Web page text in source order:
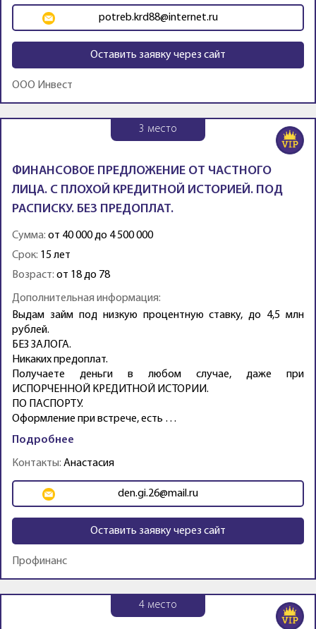
potreb.krd88@internet.ru
Оставить заявку через сайт
ООО Инвест
3 место
ФИНАНСОВОЕ ПРЕДЛОЖЕНИЕ ОТ ЧАСТНОГО
ЛИЦА. С ПЛОХОЙ КРЕДИТНОЙ ИСТОРИЕЙ. ПОД
РАСПИСКУ. БЕЗ ПРЕДОПЛАТ.
Сумма: от 40 000 до 4 500 000
Срок: 15 лет
Возраст: от 18 до 78
Дополнительная информация:
Выдам займ под низкую процентную ставку, до 4,5 млн
рублей.
БЕЗ ЗАЛОГА.
Никаких предоплат.
Получаете деньги в любом случае, даже при
ИСПОРЧЕННОЙ КРЕДИТНОЙ ИСТОРИИ.
ПО ПАСПОРТУ.
Оформление при встрече, есть …
Подробнее
Контакты: Анастасия
den.gi.26@mail.ru
Оставить заявку через сайт
Профинанс
4 место